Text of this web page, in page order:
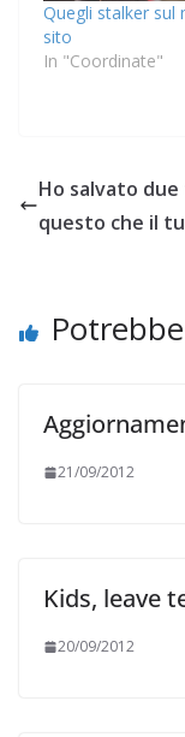
Quegli stalker sul
sito
In "Coordinate"
Ho salvato
questo che il
21/09/2012
Kids, leave
20/09/2012